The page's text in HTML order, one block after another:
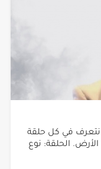
نتعرف في كل حلقة
الحلقة: نوع